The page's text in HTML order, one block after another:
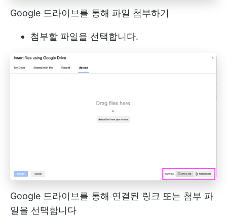
Google 드라이브를 통해 파일 첨부하기
첨부할 파일을 선택합니다.
Google 드라이브를 통해 연결된 링크 또는 첨부 파
일을 선택합니다